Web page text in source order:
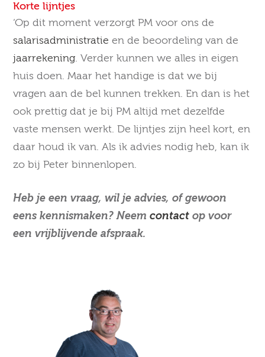
Korte lijntjes
‘Op dit moment verzorgt PM voor ons de
salarisadministratie en de beoordeling van de
jaarrekening. Verder kunnen we alles in eigen
huis doen. Maar het handige is dat we bij
vragen aan de bel kunnen trekken. En dan is het
ook prettig dat je bij PM altijd met dezelfde
vaste mensen werkt. De lijntjes zijn heel kort, en
daar houd ik van. Als ik advies nodig heb, kan ik
zo bij Peter binnenlopen.
Heb je een vraag, wil je advies, of gewoon
eens kennismaken? Neemcontact op voor
een vrijblijvende afspraak.